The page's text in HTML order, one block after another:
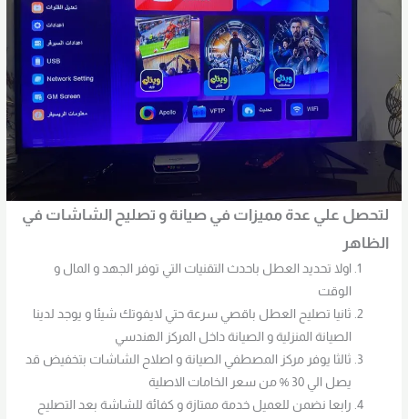
لتحصل علي عدة مميزات في صيانة و تصليح الشاشات في
الظاهر
اولا تحديد العطل باحدث التقنيات التي توفر الجهد و المال و
الوقت
ثانيا تصليح العطل باقصي سرعة حتي لايفوتك شيئا و يوجد لدينا
الصيانة المنزلية و الصيانة داخل المركز الهندسي
ثالثا يوفر مركز المصطفي الصيانة و اصلاح الشاشات بتخفيض قد
يصل الي 30 % من سعر الخامات الاصلية
رابعا نضمن للعميل خدمة ممتازة و كفائة للشاشة بعد التصليح